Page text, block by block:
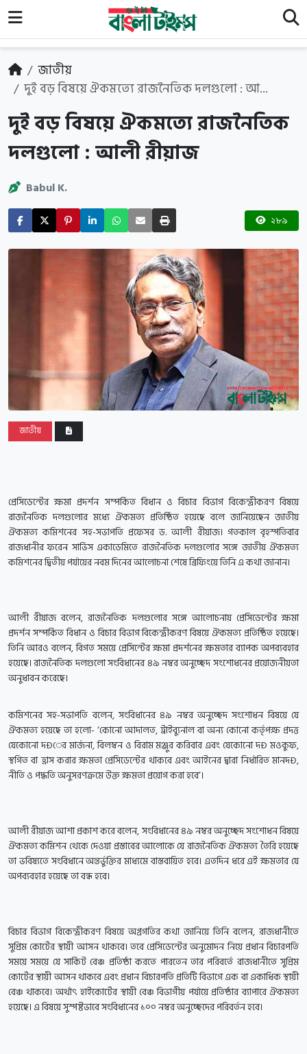
জাতীয়
দুই বড় বিষয়ে ঐকমত্যে রাজনৈতিক দলগুলো : আ...
দুই বড় বিষয়ে ঐকমত্যে রাজনৈতিক
দলগুলো : আলী রীয়াজ
Babul K.
২৮৯
জাতীয়
প্রেসিডেন্টের ক্ষমা প্রদর্শন সম্পর্কিত বিধান ও বিচার বিভাগ বিকেন্দ্রীকরণ বিষয়ে
রাজনৈতিক দলগুলোর মধ্যে ঐকমত্য প্রতিষ্ঠিত হয়েছে বলে জানিয়েছেন জাতীয়
ঐকমত্য কমিশনের সহ-সভাপতি প্রফেসর ড. আলী রীয়াজ। গতকাল বৃহস্পতিবার
রাজধানীর ফরেন সার্ভিস একাডেমিতে রাজনৈতিক দলগুলোর সঙ্গে জাতীয় ঐকমত্য
কমিশনের দ্বিতীয় পর্যায়ের নবম দিনের আলোচনা শেষে ব্রিফিংয়ে তিনি এ কথা জানান।
আলী রীয়াজ বলেন, রাজনৈতিক দলগুলোর সঙ্গে আলোচনায় প্রেসিডেন্টের ক্ষমা
প্রদর্শন সম্পর্কিত বিধান ও বিচার বিভাগ বিকেন্দ্রীকরণ বিষয়ে ঐকমত্য প্রতিষ্ঠিত হয়েছে।
তিনি আরও বলেন, বিগত সময়ে প্রেসিন্টের ক্ষমা প্রদর্শনের ক্ষমতার ব্যাপক অপব্যবহার
হয়েছে। রাজনৈতিক দলগুলো সংবিধানের ৪৯ নম্বর অনুচ্ছেদ সংশোধনের প্রয়োজনীয়তা
অনুধাবন করেছে।
কমিশনের সহ-সভাপতি বলেন, সংবিধানের ৪৯ নম্বর অনুচ্ছেদ সংশোধন বিষয়ে যে
ঐকমত্য হয়েছে তা হলো- ‘কোনো আদালত, ট্রাইব্যুনাল বা অন্য কোনো কর্তৃপক্ষ প্রদত্ত
যেকোনো দÐের মার্জনা, বিলম্বন ও বিরাম মঞ্জুর করিবার এবং যেকোনো দÐ মওকুফ,
স্থগিত বা হ্রাস করার ক্ষমতা প্রেসিডেন্টের থাকবে এবং আইনের দ্বারা নির্ধারিত মানদÐ,
নীতি ও পদ্ধতি অনুসরণক্রমে উক্ত ক্ষমতা প্রয়োগ করা হবে’।
আলী রীয়াজ আশা প্রকাশ করে বলেন, সংবিধানের ৪৯ নম্বর অনুচ্ছেদ সংশোধন বিষয়ে
ঐকমত্য কমিশন থেকে দেওয়া প্রস্তাবের আলোকে যে রাজনৈতিক ঐকমত্য তৈরি হয়েছে
তা ভবিষ্যতে সংবিধানে অন্তর্ভুক্তির মাধ্যমে বাস্তবায়িত হবে। এতদিন ধরে এই ক্ষমতার যে
অপব্যবহার হয়েছে তা বন্ধ হবে।
বিচার বিভাগ বিকেন্দ্রীকরণ বিষয়ে অগ্রগতির কথা জানিয়ে তিনি বলেন, রাজধানীতে
সুপ্রিম কোর্টের স্থায়ী আসন থাকবে। তবে প্রেসিডেন্টের অনুমোদন নিয়ে প্রধান বিচারপতি
সময়ে সময়ে যে সার্কিট বেঞ্চ প্রতিষ্ঠা করতে পারতেন তার পরিবর্তে রাজধানীতে সুপ্রিম
কোর্টের স্থায়ী আসন থাকবে এবং প্রধান বিচারপতি প্রতিটি বিভাগে এক বা একাধিক স্থায়ী
বেঞ্চ থাকবে। অর্থাৎ হাইকোর্টের স্থায়ী বেঞ্চ বিভাগীয় পর্যায়ে প্রতিষ্ঠার ব্যাপারে ঐকমত্য
হয়েছে। এ বিষয়ে সুস্পষ্টভাবে সংবিধানের ১০০ নম্বর অনুচ্ছেদের পরিবর্তন হবে।